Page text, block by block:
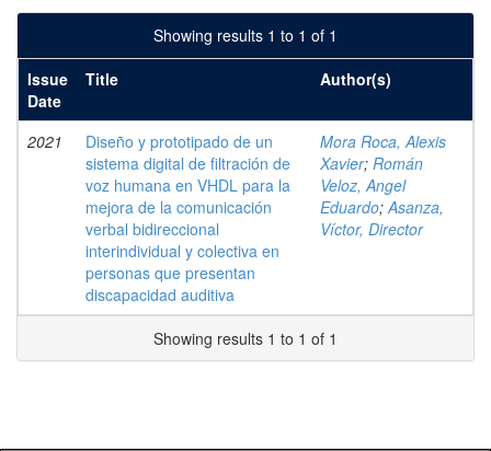
Showing results 1 to 1 of 1
Issue
Date
Title Author(s)
2021
Diseño y prototipado de un
sistema digital de filtración de
voz humana en VHDL para la
mejora de la comunicación
verbal bidireccional
interindividual y colectiva en
personas que presentan
discapacidad auditiva
Mora Roca, Alexis
Xavier; Román
Veloz, Angel
Eduardo;Asanza,
Víctor, Director
Showing results 1 to 1 of 1